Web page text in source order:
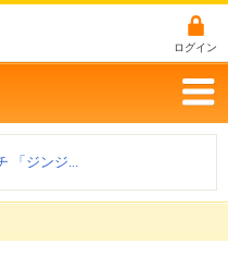
ログイン
「ジンジ...